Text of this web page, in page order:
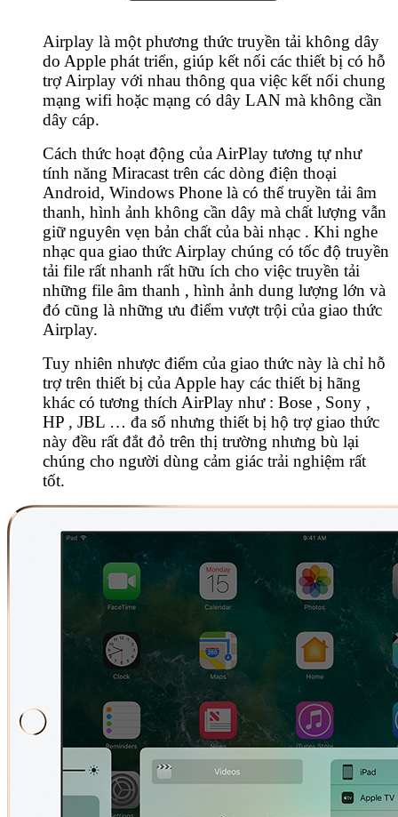
Airplay là một phương thức truyền tải không dây
do Apple phát triển, giúp kết nối các thiết bị có hỗ
trợ Airplay với nhau thông qua việc kết nối chung
mạng wifi hoặc mạng có dây LAN mà không cần
dây cáp.
Cách thức hoạt động của AirPlay tương tự như
tính năng Miracast trên các dòng điện thoại
Android, Windows Phone là có thể truyền tải âm
thanh, hình ảnh không cần dây mà chất lượng vẫn
giữ nguyên vẹn bản chất của bài nhạc . Khi nghe
nhạc qua giao thức Airplay chúng có tốc độ truyền
tải file rất nhanh rất hữu ích cho việc truyền tải
những file âm thanh , hình ảnh dung lượng lớn và
đó cũng là những ưu điểm vượt trội của giao thức
Airplay.
Tuy nhiên nhược điểm của giao thức này là chỉ hỗ
trợ trên thiết bị của Apple hay các thiết bị hãng
khác có tương thích AirPlay như : Bose , Sony ,
HP , JBL … đa số nhưng thiết bị hộ trợ giao thức
này đều rất đắt đỏ trên thị trường nhưng bù lại
chúng cho người dùng cảm giác trải nghiệm rất
tốt.